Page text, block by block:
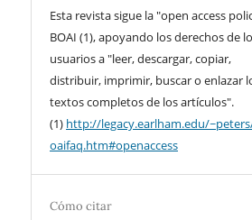
Esta revista sigue la "open access
BOAI (1), apoyando los derechos de
usuarios a "leer, descargar, copiar,
distribuir, imprimir, buscar o enlazar
textos completos de los artículos".
(1) http://legacy.earlham.edu/
oaifaq.htm#openaccess
Cómo citar